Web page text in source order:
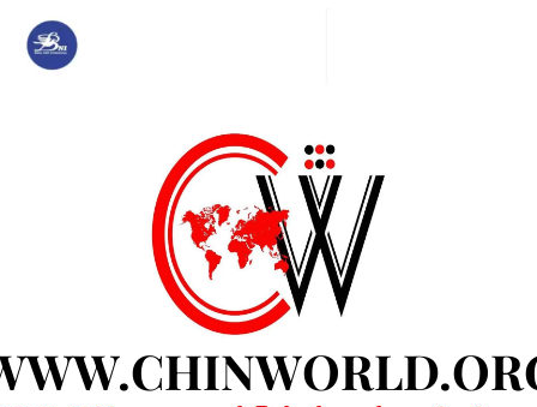
content